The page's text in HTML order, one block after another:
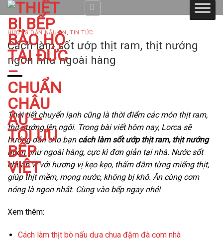
Skip
to
content
HƯỚNG DẪN NẤU ĂN ,TIN TỨC
Cách làm sốt ướp thịt ram, thịt nướng
ngon như ngoài hàng
Thời tiết chuyển lạnh cũng là thời điểm các món thịt ram,
thịt nướng lên ngôi. Trong bài viết hôm nay, Lorca sẽ
hướng dẫn cho bạn cách làm sốt ướp thịt ram, thịt nướng
ngon như ngoài hàng, cực kì đơn giản tại nhà. Nước sốt
chuẩn vị với hương vị kẹo kẹo, thấm đẫm từng miếng thịt,
giúp thịt mềm, mọng nước, không bị khô. Ăn cùng cơm
nóng là ngon nhất. Cùng vào bếp ngay nhé!
Xem thêm:
Cách làm thịt bò nấu dưa chua đậm đà cơm nhà